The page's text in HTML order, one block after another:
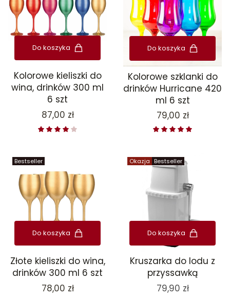
Do koszyka
Kolorowe kieliszki do
wina, drinków 300 ml
6 szt
Cena
87,00 zł
Do koszyka
Kolorowe szklanki do
drinków Hurricane 420
ml 6 szt
Cena
79,00 zł
Bestseller
Do koszyka
Złote kieliszki do wina,
drinków 300 ml 6 szt
Cena
78,00 zł
Okazja Bestseller
Do koszyka
Kruszarka do lodu z
przyssawką
79,90 zł